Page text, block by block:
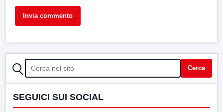
CERCA Cerca
SEGUICI SUI SOCIAL